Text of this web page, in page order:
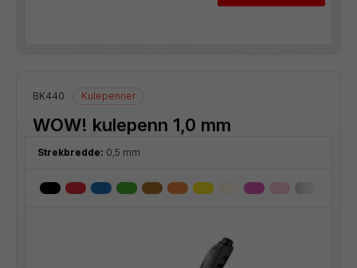
BK440 Kulepenner
WOW! kulepenn 1,0 mm
Strekbredde: 0,5 mm